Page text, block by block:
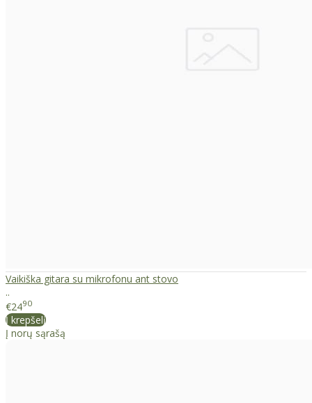
Vaikiška gitara su mikrofonu ant stovo
..
€2490
Į krepšelį
Į norų sąrašą